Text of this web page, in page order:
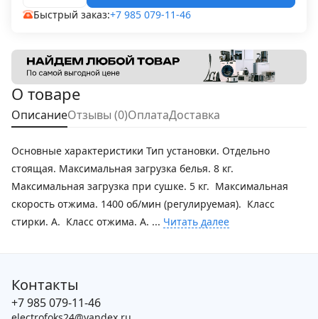
Быстрый заказ:+7 985 079-11-46
О товаре
ОписаниеОтзывы (0)ОплатаДоставка
Основные характеристики Тип установки. Отдельно
стоящая. Максимальная загрузка белья. 8 кг.
Максимальная загрузка при сушке. 5 кг. Максимальная
скорость отжима. 1400 об/мин (регулируемая). Класс
стирки. A. Класс отжима. A. ... Читать далее
Контакты
+7 985 079-11-46